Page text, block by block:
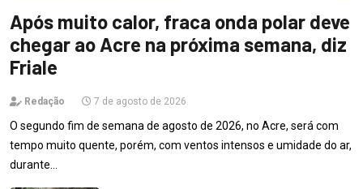
Após muito calor, fraca onda polar deve
chegar ao Acre na próxima semana, diz
Friale
Redação 7 de agosto de 2026
O segundo fim de semana de agosto de 2026, no Acre, será com
tempo muito quente, porém, com ventos intensos e umidade do ar,
durante…